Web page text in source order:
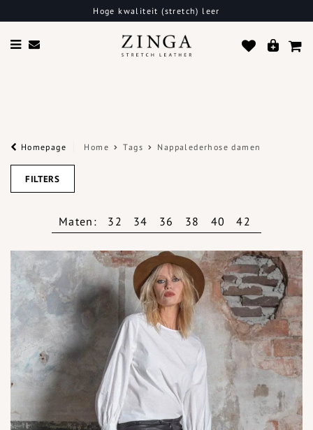
Gratis bezorging binnen Europa
Homepage Home Tags Nappalederhose damen
FILTERS
Maten: 32 34 36 38 40 42